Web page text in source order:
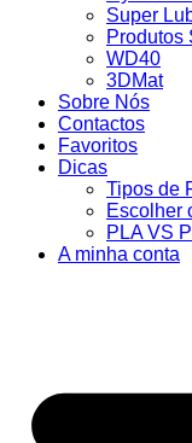
Super
Produtos
WD40
3DMat
Sobre Nós
Contactos
Favoritos
Dicas
Tipos de
Escolher
PLA VS
A minha conta